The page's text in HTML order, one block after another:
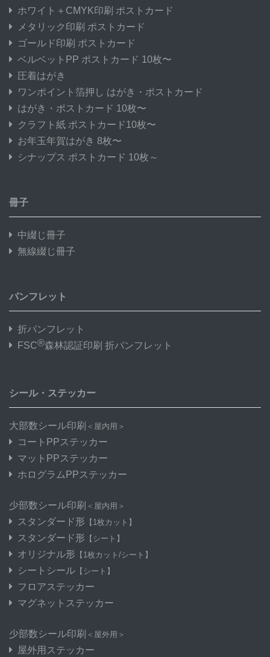
ホワイト＋CMYK印刷 ポストカード
メタリック印刷 ポストカード
ゴールド印刷 ポストカード
ベルベットPP ポストカード 10枚〜
圧着はがき
ワンポイント箔押し はがき・ポストカード
はがき・ポストカード 10枚〜
クラフト紙 ポストカード10枚〜
お年玉年賀はがき 8枚〜
シナップス ポストカード 10枚～
冊子
中綴じ冊子
無線綴じ冊子
パンフレット
折パンフレット
FSC®森林認証印刷 折パンフレット
シール・ステッカー
大部数シール印刷 ＜屋内用＞
コートPPステッカー
マットPPステッカー
ホログラムPPステッカー
少部数シール印刷 ＜屋内用＞
スタンダード形 【1枚カット】
スタンダード形 【シート】
オリジナル形 【1枚カット/シート】
シートシール 【シート】
フロアステッカー
マグネットステッカー
少部数シール印刷 ＜屋外用＞
屋外用ステッカー